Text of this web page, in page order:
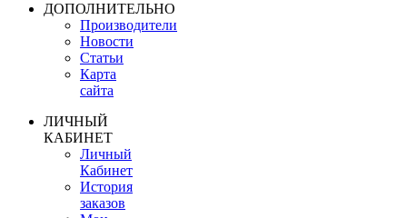
ДОПОЛНИТЕЛЬНО
Производители
Новости
Статьи
Карта
сайта
ЛИЧНЫЙ
КАБИНЕТ
Личный
Кабинет
История
заказов